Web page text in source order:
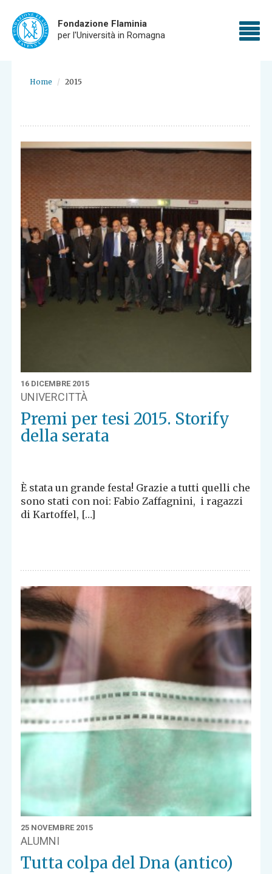
Fondazione Flaminia
per l'Università in Romagna
Home 2015
16 DICEMBRE 2015
UNIVERCITTÀ
Premi per tesi 2015. Storify
della serata
È stata un grande festa! Grazie a tutti quelli che
sono stati con noi: Fabio Zaffagnini, i ragazzi
di Kartoffel, […]
25 NOVEMBRE 2015
ALUMNI
Tutta colpa del Dna (antico)